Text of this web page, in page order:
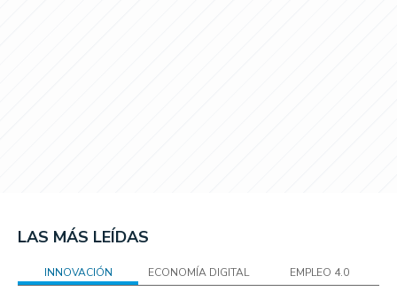
LAS MÁS LEÍDAS
INNOVACIÓN ECONOMÍA DIGITAL EMPLEO 4.0